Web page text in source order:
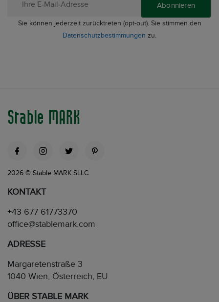
Abonnieren
Sie können jederzeit zurücktreten (opt-out). Sie stimmen den
Datenschutzbestimmungen zu.
Stable MARK
2026 © Stable MARK SLLC
KONTAKT
+43 677 61773370
office@stablemark.com
ADRESSE
Margaretenstraße 3
1040 Wien, Österreich, EU
ÜBER STABLE MARK